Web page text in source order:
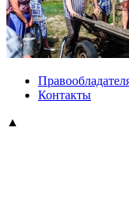
Контакты
▲